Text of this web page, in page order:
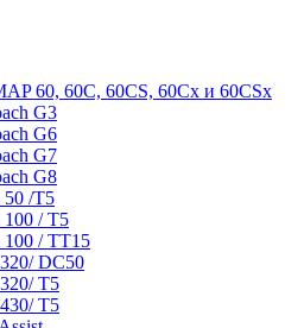
60, 60C, 60CS, 60Cx и 60CSx
G3
G6
G7
G8
50 /T5
100 / T5
100 / TT15
DC50
T5
T5